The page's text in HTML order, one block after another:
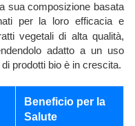
sua composizione basata
per la loro efficacia e
vegetali di alta qualità,
adatto a un uso
prodotti bio è in crescita.
Beneficio per la
Salute